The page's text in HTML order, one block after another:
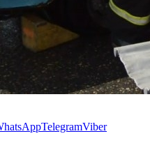
TelegramViber